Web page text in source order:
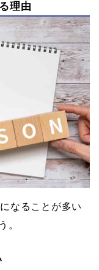
理由
なることが多い
。